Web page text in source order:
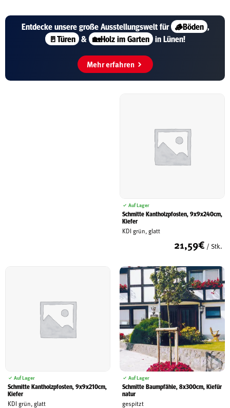
Entdecke unsere großeAusstellungswelt für 🪵Böden ,
🚪Türen & 🏡Holz im Garten in Lünen!
Mehr erfahren
Auf Lager
Schmitte Kantholzpfosten, 9x9x240cm,
Kiefer
KDI grün, glatt
21,59€ / Stk.
Auf Lager
Schmitte Kantholzpfosten, 9x9x210cm,
Kiefer
KDI grün, glatt
Auf Lager
Schmitte Baumpfähle, 8x300cm, Kiefür
natur
gespitzt